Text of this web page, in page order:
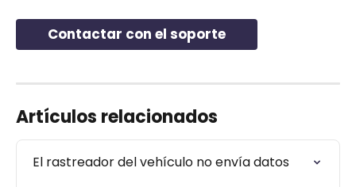
Contactar con el soporte
Artículos relacionados
El rastreador del vehículo no envía datos